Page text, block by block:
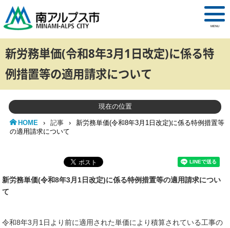
MENU
新労務単価(令和8年3月1日改定)に係る特
例措置等の適用請求について
現在の位置
HOME › 記事 ›
新労務単価(令和8年3月1日改定)に係る特例措置等
の適用請求について
新労務単価(令和8年3月1日改定)に係る特例措置等の適用請求につい
て
令和8年3月1日より前に適用された単価により積算されている工事の